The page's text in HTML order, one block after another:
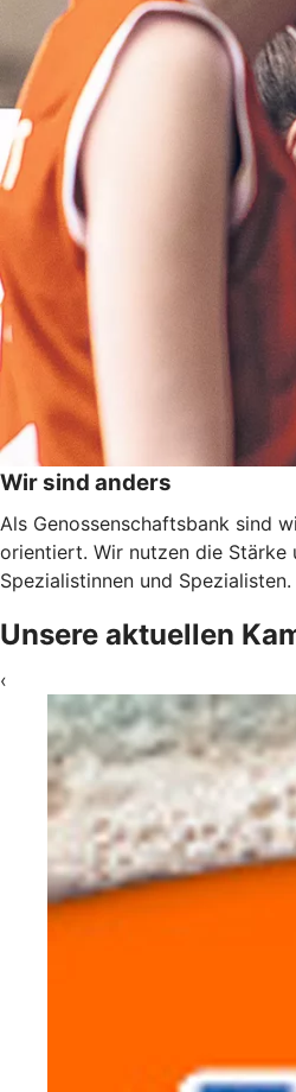
Wir sind anders
Als Genossenschaftsbank sind
orientiert. Wir nutzen die Stärke
Spezialistinnen und
Unsere aktuellen
‹